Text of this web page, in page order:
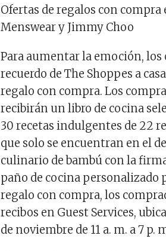
Ofertas de regalos con
Menswear y Jimmy Choo
Para aumentar la emoción,
recuerdo de The Shoppes a
regalo con compra. Los
recibirán un libro de cocina
30 recetas indulgentes de 22
que solo se encuentran en el
culinario de bambú con la
paño de cocina personalizado
regalo con compra, los
recibos en Guest Services,
de noviembre de 11 a. m. a 7 p.